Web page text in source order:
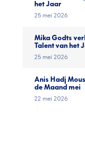
het Jaar
25 mei 2026
Mika Godts
Talent van het
25 mei 2026
Anis Hadj
de Maand mei
22 mei 2026